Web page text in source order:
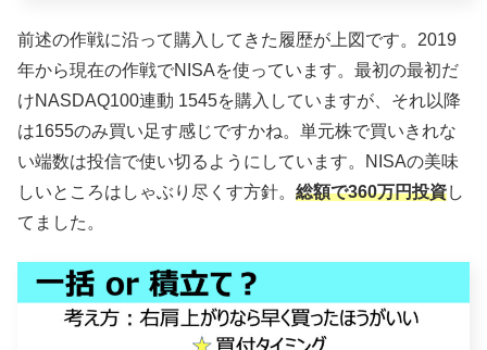
前述の作戦に沿って購入してきた履歴が上図です。2019
年から現在の作戦でNISAを使っています。最初の最初だ
けNASDAQ100連動 1545を購入していますが、それ以降
は1655のみ買い足す感じですかね。単元株で買いきれな
い端数は投信で使い切るようにしています。NISAの美味
しいところはしゃぶり尽くす方針。 総額で360万円投資し
てました。